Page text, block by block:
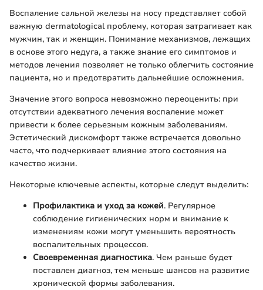
Воспаление сальной железы на носу представляет собой
важную dermatological проблему, которая затрагивает как
мужчин, так и женщин. Понимание механизмов, лежащих
в основе этого недуга, а также знание его симптомов и
методов лечения позволяет не только облегчить состояние
пациента, но и предотвратить дальнейшие осложнения.
Значение этого вопроса невозможно переоценить: при
отсутствии адекватного лечения воспаление может
привести к более серьезным кожным заболеваниям.
Эстетический дискомфорт также встречается довольно
часто, что подчеркивает влияние этого состояния на
качество жизни.
Некоторые ключевые аспекты, которые следут выделить:
Профилактика и уход за кожей. Регулярное
соблюдение гигиенических норм и внимание к
изменениям кожи могут уменьшить вероятность
воспалительных процессов.
Своевременная диагностика. Чем раньше будет
поставлен диагноз, тем меньше шансов на развитие
хронической формы заболевания.